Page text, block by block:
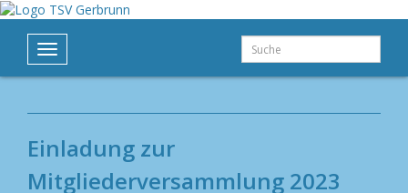
Suche
Toggle
navigation
Einladung zur
Mitgliederversammlung 2023